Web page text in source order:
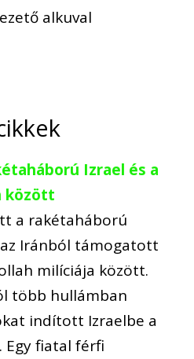
alkuval
Izrael és a
között
a rakétaháború
Iránból támogatott
milíciája között.
több hullámban
indított Izraelbe a
Egy fiatal férfi